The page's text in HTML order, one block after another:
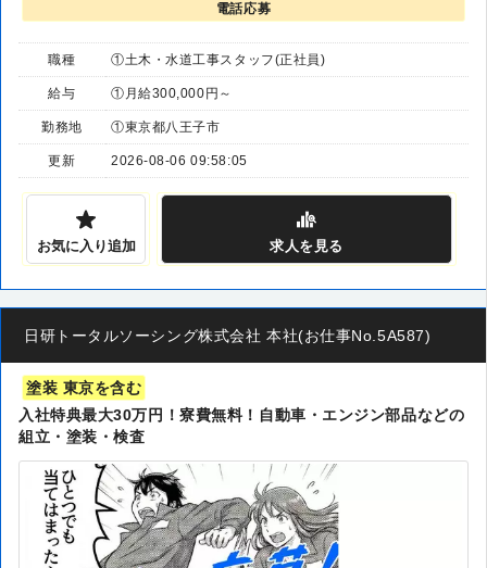
電話応募
職種 ①土木・水道工事スタッフ(正社員)
給与 ①月給300,000円～
勤務地 ①東京都八王子市
更新 2026-08-06 09:58:05
お気に入り追加 求人を見る
日研トータルソーシング株式会社 本社(お仕事No.5A587)
塗装 東京を含む
入社特典最大30万円！寮費無料！自動車・エンジン部品などの
組立・塗装・検査